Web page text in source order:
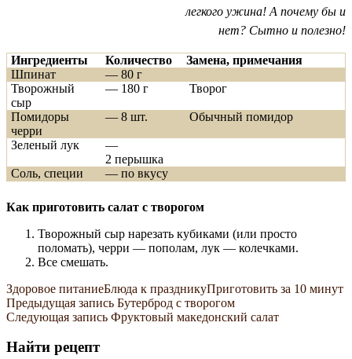
легкого ужина! А почему бы и
нет? Сытно и полезно!
Ингредиенты Количество
Замена, примечания
Шпинат
— 80 г
Творожный
сыр
— 180 г Творог
Помидоры
черри
— 8 шт. Обычный помидор
Зеленый лук
—
2 перышка
Соль, специи
— по вкусу
Как приготовить салат с творогом
Творожный сыр нарезать кубиками (или просто
поломать), черри — пополам, лук — колечками.
Все смешать.
Здоровое питаниеБлюда к праздникуПриготовить за 10 минут
Навигация
по
записям
Предыдущая запись Бутерброд с творогом
Следующая запись Фруктовый македонский салат
Найти рецепт